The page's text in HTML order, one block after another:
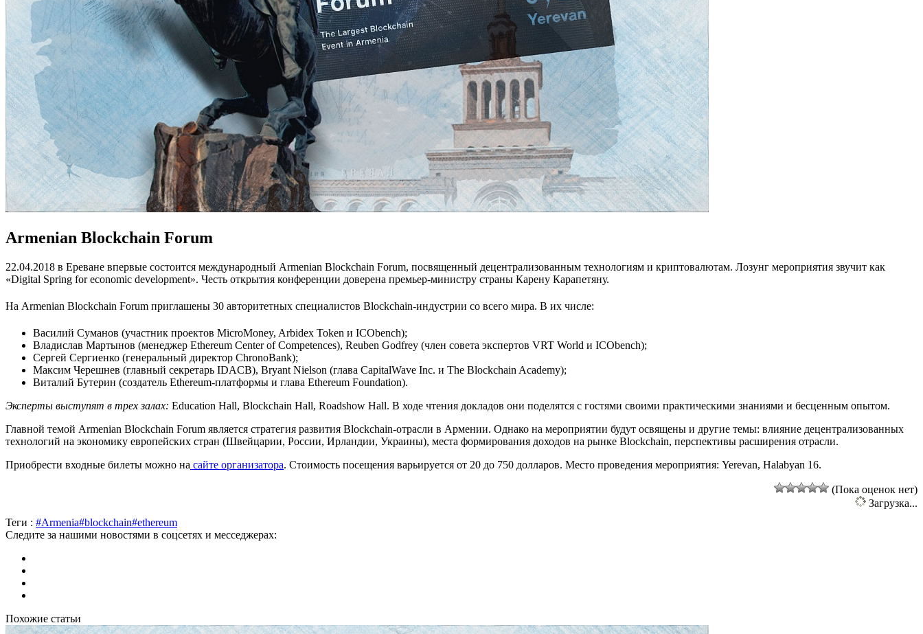
Armenian Blockchain Forum
22.04.2018 в Ереване впервые состоится международный Armenian Blockchain Forum, посвященный децентрализованным технологиям и криптовалютам. Лозунг мероприятия звучит как
«Digital Spring for economic development». Честь открытия конференции доверена премьер-министру страны Карену Карапетяну.
На Armenian Blockchain Forum приглашены 30 авторитетных специалистов Blockchain-индустрии со всего мира. В их числе:
Василий Суманов (участник проектов MicroMoney, Arbidex Token и ICObench);
Владислав Мартынов (менеджер Ethereum Center of Competences), Reuben Godfrey (член совета экспертов VRT World и ICObench);
Сергей Сергиенко (генеральный директор ChronoBank);
Максим Черешнев (главный секретарь IDACB), Bryant Nielson (глава CapitalWave Inc. и The Blockchain Academy);
Виталий Бутерин (создатель Ethereum-платформы и глава Ethereum Foundation).
Эксперты выступят в трех залах: Education Hall, Blockchain Hall, Roadshow Hall. В ходе чтения докладов они поделятся с гостями своими практическими знаниями и бесценным опытом.
Главной темой Armenian Blockchain Forum является стратегия развития Blockchain-отрасли в Армении. Однако на мероприятии будут освящены и другие темы: влияние децентрализованных
технологий на экономику европейских стран (Швейцарии, России, Ирландии, Украины), места формирования доходов на рынке Blockchain, перспективы расширения отрасли.
Приобрести входные билеты можно на сайте организатора. Стоимость посещения варьируется от 20 до 750 долларов. Место проведения мероприятия: Yerevan, Halabyan 16.
(Пока оценок нет)
Загрузка...
Теги : #Armenia#blockchain#ethereum
Следите за нашими новостями в соцсетях и месседжерах:
Похожие статьи